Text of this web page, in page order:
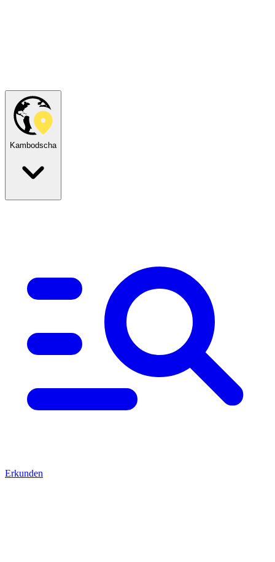
Kambodscha
Erkunden